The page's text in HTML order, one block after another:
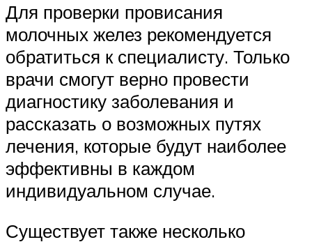
Для проверки провисания
молочных желез рекомендуется
обратиться к специалисту. Только
врачи смогут верно провести
диагностику заболевания и
рассказать о возможных путях
лечения, которые будут наиболее
эффективны в каждом
индивидуальном случае.
Существует также несколько